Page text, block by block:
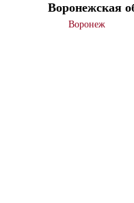
Воронежская
Воронеж